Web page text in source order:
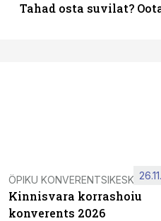
Tahad osta suvilat?
ÖPIKU KONVERENTSIKESKUS
Kinnisvara korrashoiu
konverents 2026